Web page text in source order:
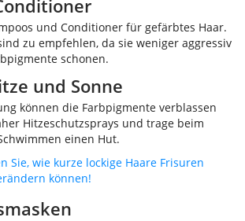
und Conditioner für gefärbtes Haar.
zu empfehlen, da sie weniger aggressiv
schonen.
und Sonne
können die Farbpigmente verblassen
Hitzeschutzsprays und trage beim
einen Hut.
Sie, wie kurze lockige Haare Frisuren
können!